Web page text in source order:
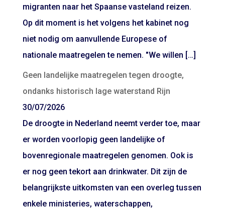
migranten naar het Spaanse vasteland reizen.
Op dit moment is het volgens het kabinet nog
niet nodig om aanvullende Europese of
nationale maatregelen te nemen. "We willen […]
Geen landelijke maatregelen tegen droogte,
ondanks historisch lage waterstand Rijn
30/07/2026
De droogte in Nederland neemt verder toe, maar
er worden voorlopig geen landelijke of
bovenregionale maatregelen genomen. Ook is
er nog geen tekort aan drinkwater. Dit zijn de
belangrijkste uitkomsten van een overleg tussen
enkele ministeries, waterschappen,